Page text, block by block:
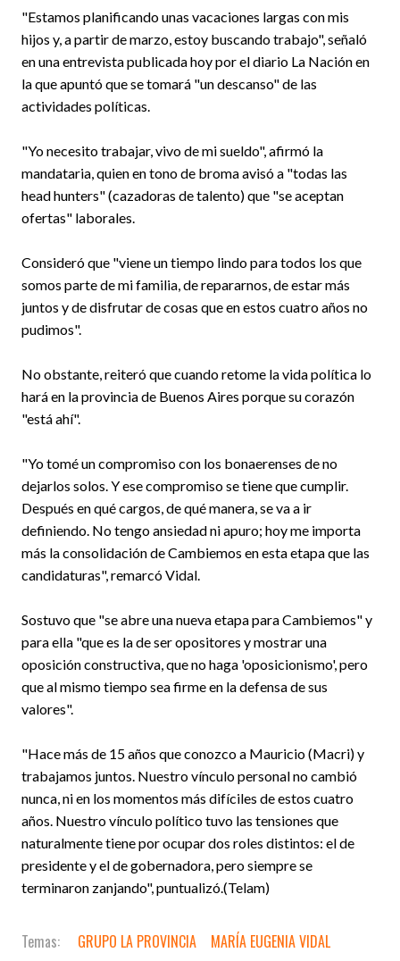
"Estamos planificando unas vacaciones largas con mis
hijos y, a partir de marzo, estoy buscando trabajo", señaló
en una entrevista publicada hoy por el diario La Nación en
la que apuntó que se tomará "un descanso" de las
actividades políticas.
"Yo necesito trabajar, vivo de mi sueldo", afirmó la
mandataria, quien en tono de broma avisó a "todas las
head hunters" (cazadoras de talento) que "se aceptan
ofertas" laborales.
Consideró que "viene un tiempo lindo para todos los que
somos parte de mi familia, de repararnos, de estar más
juntos y de disfrutar de cosas que en estos cuatro años no
pudimos".
No obstante, reiteró que cuando retome la vida política lo
hará en la provincia de Buenos Aires porque su corazón
"está ahí".
"Yo tomé un compromiso con los bonaerenses de no
dejarlos solos. Y ese compromiso se tiene que cumplir.
Después en qué cargos, de qué manera, se va a ir
definiendo. No tengo ansiedad ni apuro; hoy me importa
más la consolidación de Cambiemos en esta etapa que las
candidaturas", remarcó Vidal.
Sostuvo que "se abre una nueva etapa para Cambiemos" y
para ella "que es la de ser opositores y mostrar una
oposición constructiva, que no haga 'oposicionismo', pero
que al mismo tiempo sea firme en la defensa de sus
valores".
"Hace más de 15 años que conozco a Mauricio (Macri) y
trabajamos juntos. Nuestro vínculo personal no cambió
nunca, ni en los momentos más difíciles de estos cuatro
años. Nuestro vínculo político tuvo las tensiones que
naturalmente tiene por ocupar dos roles distintos: el de
presidente y el de gobernadora, pero siempre se
terminaron zanjando", puntualizó.(Telam)
GRUPO LA PROVINCIA
MARÍA EUGENIA VIDAL